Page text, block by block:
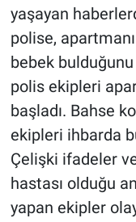
yaşayan
polise,
bebek
polis ekipleri
başladı. Bahse
ekipleri ihbarda
Çelişki ifadeler
hastası olduğu
yapan ekipler